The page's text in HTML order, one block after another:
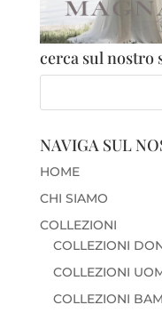
cerca sul nostro
NAVIGA SUL
HOME
CHI SIAMO
COLLEZIONI
COLLEZIONI
COLLEZIONI
COLLEZIONI